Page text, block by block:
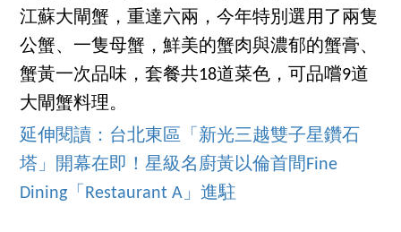
江蘇大閘蟹，重達六兩，今年特別選用了兩隻
公蟹、一隻母蟹，鮮美的蟹肉與濃郁的蟹膏、
蟹黃一次品味，套餐共18道菜色，可品嚐9道
大閘蟹料理。
延伸閱讀：台北東區「新光三越雙子星鑽石
塔」開幕在即！星級名廚黃以倫首間Fine
Dining「Restaurant A」進駐